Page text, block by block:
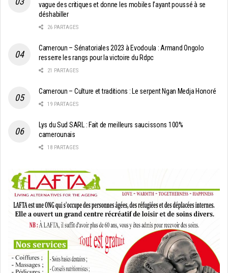
vague des critiques et donne les mobiles l’ayant poussé à se
déshabiller
26 PARTAGES
Cameroun – Sénatoriales 2023 à Evodoula : Armand Ongolo
resserre les rangs pour la victoire du Rdpc
21 PARTAGES
Cameroun – Culture et traditions : Le serpent Ngan Medja Honoré
19 PARTAGES
Lys du Sud SARL : Fait de meilleurs saucissons 100%
camerounais
18 PARTAGES